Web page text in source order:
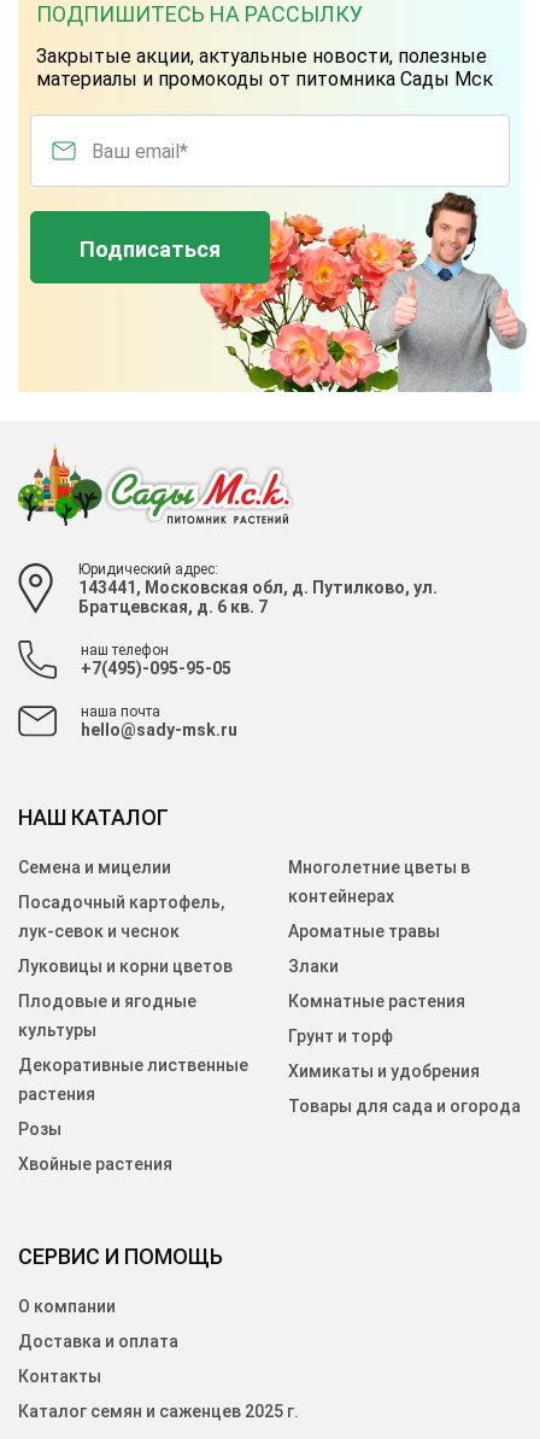
ПОДПИШИТЕСЬ НА РАССЫЛКУ
Закрытые акции, актуальные новости, полезные
материалы и промокоды от питомника Сады Мск
Ваш email*
Подписаться
Юридический адрес:
143441, Московская обл, д. Путилково, ул.
Братцевская, д. 6 кв. 7
наш телефон
+7(495)-095-95-05
наша почта
hello@sady-msk.ru
СЕРВИС И ПОМОЩЬ
О компании
Доставка и оплата
Контакты
Каталог семян и саженцев 2025 г.
НАШ КАТАЛОГ
Семена и мицелии
Посадочный картофель,
лук-севок и чеснок
Луковицы и корни цветов
Плодовые и ягодные
культуры
Декоративные лиственные
растения
Розы
Хвойные растения
Многолетние цветы в
контейнерах
Ароматные травы
Злаки
Комнатные растения
Грунт и торф
Химикаты и удобрения
Товары для сада и огорода